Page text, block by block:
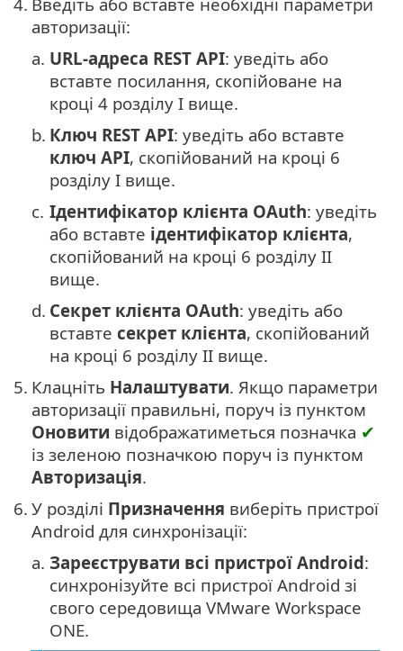
авторизації:
a. URL-адреса REST API: уведіть або
вставте посилання, скопійоване на
кроці 4 розділу I вище.
b. Ключ REST API: уведіть або вставте
ключ API, скопійований на кроці 6
розділу I вище.
c. Ідентифікатор клієнта OAuth: уведіть
або вставте ідентифікатор клієнта,
скопійований на кроці 6 розділу II
вище.
d. Секрет клієнта OAuth: уведіть або
вставте секрет клієнта, скопійований
на кроці 6 розділу II вище.
5. Клацніть Налаштувати. Якщо параметри
авторизації правильні, поруч із пунктом
Оновити відображатиметься позначка ✔
із зеленою позначкою поруч із пунктом
Авторизація.
6. У розділі Призначення виберіть пристрої
Android для синхронізації:
a. Зареєструвати всі пристрої Android:
синхронізуйте всі пристрої Android зі
свого середовища VMware Workspace
ONE.